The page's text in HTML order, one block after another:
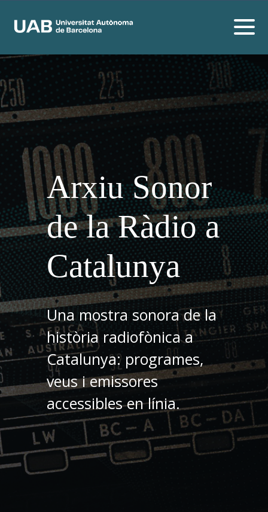
Arxiu Sonor
de la Ràdio a
Catalunya
Una mostra sonora de la
història radiofònica a
Catalunya: programes,
veus i emissores
accessibles en línia.